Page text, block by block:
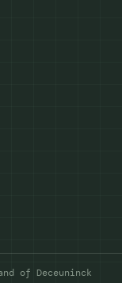
of Deceuninck